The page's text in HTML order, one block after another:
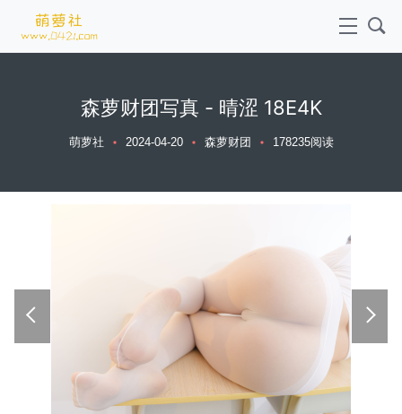
森萝财团写真 - 晴涩 18E4K
萌萝社 2024-04-20 森萝财团 178235阅读